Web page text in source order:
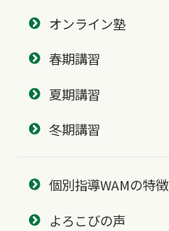
オンライン塾
春期講習
夏期講習
冬期講習
個別指導WAMの特徴
よろこびの声